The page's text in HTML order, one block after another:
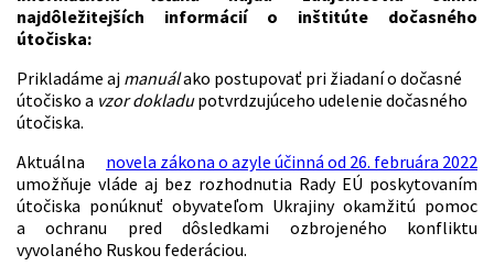
najdôležitejších informácií o inštitúte dočasného
útočiska:
Prikladáme aj manuálako postupovať pri žiadaní o dočasné
útočisko a vzor dokladupotvrdzujúceho udelenie dočasného
útočiska.
Aktuálna novela zákona o azyle účinná od 26. februára 2022
umožňuje vláde aj bez rozhodnutia Rady EÚ poskytovaním
útočiska ponúknuť obyvateľom Ukrajiny okamžitú pomoc
a ochranu pred dôsledkami ozbrojeného konfliktu
vyvolaného Ruskou federáciou.